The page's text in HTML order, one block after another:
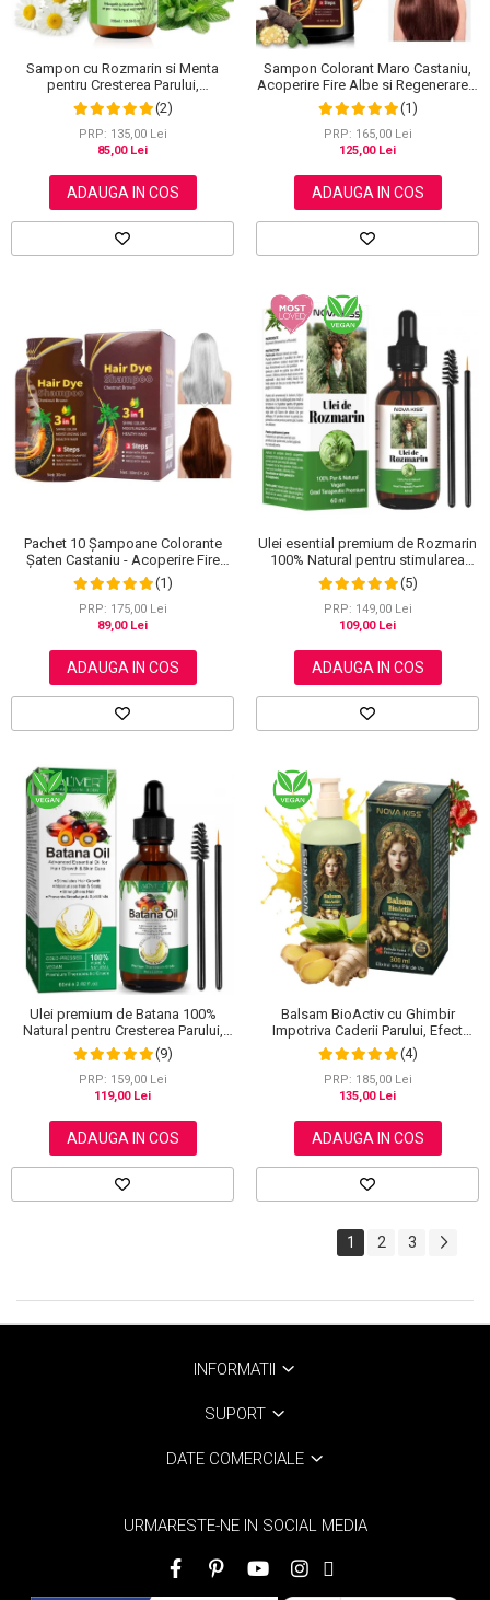
Sampon cu Rozmarin si Menta
pentru Cresterea Parului,
NIFEISHI®, 300 ml
(2)
PRP: 135,00 Lei
85,00 Lei
ADAUGA IN COS
Sampon Colorant Maro Castaniu,
Acoperire Fire Albe si Regenerare 3
in 1, #3 Chestnut Brown, 500 ml
(1)
PRP: 165,00 Lei
125,00 Lei
ADAUGA IN COS
Pachet 10 Șampoane Colorante
Șaten Castaniu - Acoperire Fire
Albe, 10x30ml(1)
PRP: 175,00 Lei
89,00 Lei
ADAUGA IN COS
Ulei esential premium de Rozmarin
100% Natural pentru stimularea
cresterii parului, genelor,
sprancenelor sau unghiilor, NOVA
KISS® 60 ml
(5)
PRP: 149,00 Lei
109,00 Lei
ADAUGA IN COS
Ulei premium de Batana 100%
Natural pentru Cresterea Parului,
Tratarea scalpului, Ingrijirea Tenului,
Genelor si Sprancenelor, Aliver 60
ml
(9)
PRP: 159,00 Lei
119,00 Lei
ADAUGA IN COS
Balsam BioActiv cu Ghimbir
Impotriva Caderii Parului, Efect
Regenerator si Densificator,
Revitalizeaza in Profunzime,
Premium, NOVA KISS®, 300 ml
(4)
PRP: 185,00 Lei
135,00 Lei
ADAUGA IN COS
1 2 3
INFORMATII
SUPORT
DATE COMERCIALE
URMARESTE-NE IN SOCIAL MEDIA